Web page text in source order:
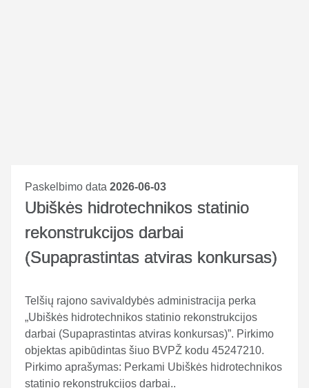
Paskelbimo data 2026-06-03
Ubiškės hidrotechnikos statinio
rekonstrukcijos darbai
(Supaprastintas atviras konkursas)
Telšių rajono savivaldybės administracija perka
„Ubiškės hidrotechnikos statinio rekonstrukcijos
darbai (Supaprastintas atviras konkursas)”. Pirkimo
objektas apibūdintas šiuo BVPŽ kodu 45247210.
Pirkimo aprašymas: Perkami Ubiškės hidrotechnikos
statinio rekonstrukcijos darbai..